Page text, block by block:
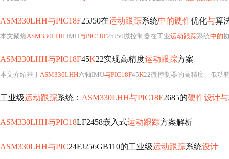
ASM330LHH与PIC18F25J50在运动跟踪系统中的硬件优化与算
本文聚焦ASM330LHH IMU与PIC18F25J50微控制器在工业运动跟踪系统中的
ASM330LHH与PIC18F45K22实现高精度运动跟踪方案
本文介绍基于ASM330LHH六轴IMU与PIC18F45K22微控制器的高精度、低功
工业级运动跟踪系统： ASM330LHH与PIC18F2685的硬件设计与
ASM330LHH与PIC18LF2458嵌入式运动跟踪方案解析
ASM330LHH与PIC24FJ256GB110的工业级运动跟踪系统设计